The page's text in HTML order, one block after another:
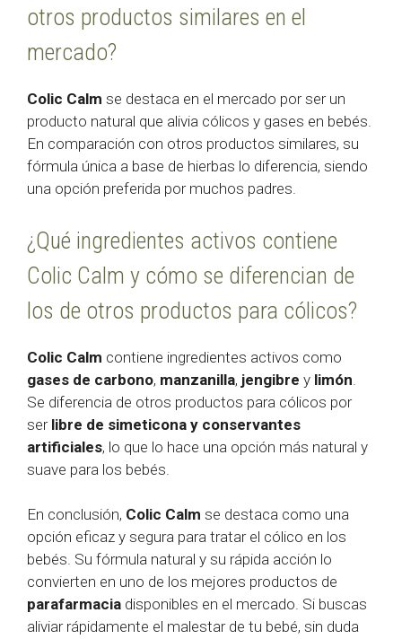
otros productos similares en el
mercado?
Colic Calm se destaca en el mercado por ser un
producto natural que alivia cólicos y gases en bebés.
En comparación con otros productos similares, su
fórmula única a base de hierbas lo diferencia, siendo
una opción preferida por muchos padres.
¿Qué ingredientes activos contiene
Colic Calm y cómo se diferencian de
los de otros productos para cólicos?
Colic Calm contiene ingredientes activos como
gases de carbono, manzanilla, jengibre y limón
Se diferencia de otros productos para cólicos por
ser libre de simeticona y conservantes
artificiales, lo que lo hace una opción más natural y
suave para los bebés.
En conclusión, Colic Calm se destaca como una
opción eficaz y segura para tratar el cólico en los
bebés. Su fórmula natural y su rápida acción lo
convierten en uno de los mejores productos de
parafarmacia disponibles en el mercado. Si buscas
aliviar rápidamente el malestar de tu bebé, sin duda